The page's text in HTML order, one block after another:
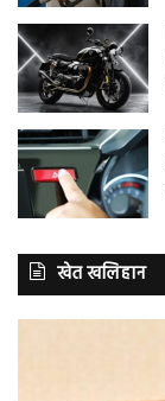
खेत खलिहान